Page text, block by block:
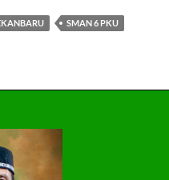
SMAN 6 PKU